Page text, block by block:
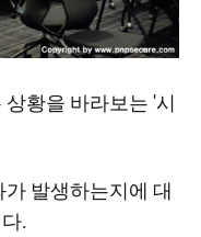
황을 바라보는 '시
발생하는지에 대
.